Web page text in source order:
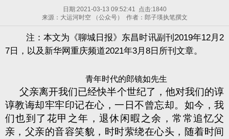
日期:2021-03-13 09:52:41 点击:1840
来源：大运河时空 （公众号） 作者：郎子瑛执笔撰文
注：本文为《聊城日报》东昌时讯副刊 2019年12月2
7 日，以及新华网重庆频道2021年3月 8 日所刊文章。
青年时代的郎镜如先生
父亲离开我们已经快半个世纪了，他对我们的谆
谆教诲却牢牢印记在心，一日不曾忘却。如今，我
们也到了花甲之年，退休闲暇之余，常常追忆父
亲，父亲的音容笑貌，时时萦绕在心头，随着时间